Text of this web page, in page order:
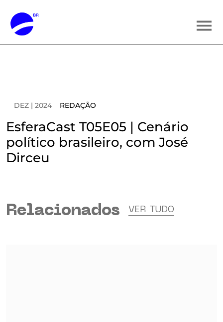
DEZ | 2024 REDAÇÃO
EsferaCast T05E05 | Cenário
político brasileiro, com José
Dirceu
Relacionados VER TUDO